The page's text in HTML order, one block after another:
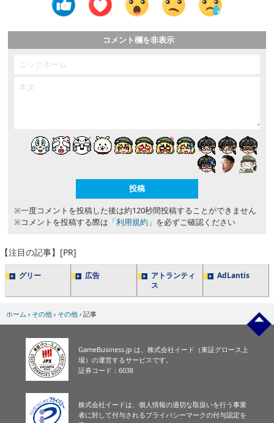
コメント欄を非表示
※一度コメントを投稿した後は約120秒間投稿することができません
※コメントを投稿する際は 「利用規約」 を必ずご確認ください
【注目の記事】[PR]
グリー 広告
アトランティ
ス
AdLantis
ホーム › その他 › その他 › 記事
GameBusiness.jp は、株式会社イード（東証グロース上
場）の運営するサービスです。
証券コード：6038
株式会社イードは、個人情報の適切な取扱いを行う事業
者に対して付与されるプライバシーマークの付与認定を